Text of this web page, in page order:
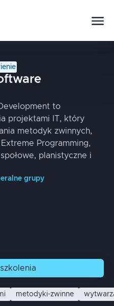
to
projektami IT, który
metodyk zwinnych,
Programming,
planistyczne i
grupy
szkolenia
metodyki-zwinne